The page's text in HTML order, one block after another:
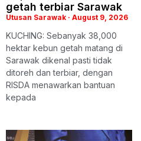
getah terbiar Sarawak
Utusan Sarawak August 9, 2026
KUCHING: Sebanyak 38,000
hektar kebun getah matang di
Sarawak dikenal pasti tidak
ditoreh dan terbiar, dengan
RISDA menawarkan bantuan
kepada